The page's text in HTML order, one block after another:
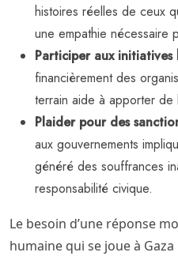
histoires réelles de ceux
une empathie nécessaire
Participer aux initiatives
financièrement des
terrain aide à apporter de
Plaider pour des
aux gouvernements
généré des souffrances
responsabilité civique.
Le besoin d’une réponse
humaine qui se joue à